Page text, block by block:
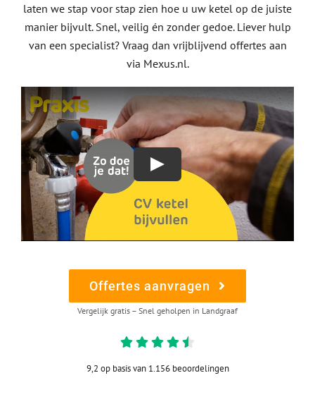
laten we stap voor stap zien hoe u uw ketel op de juiste
manier bijvult. Snel, veilig én zonder gedoe. Liever hulp
van een specialist? Vraag dan vrijblijvend offertes aan
via Mexus.nl.
Offertes aanvragen
Vergelijk gratis – Snel geholpen in Landgraaf
9,2 op basis van 1.156 beoordelingen